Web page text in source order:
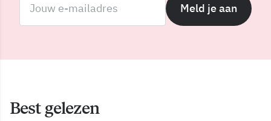
Meld je aan
Best gelezen